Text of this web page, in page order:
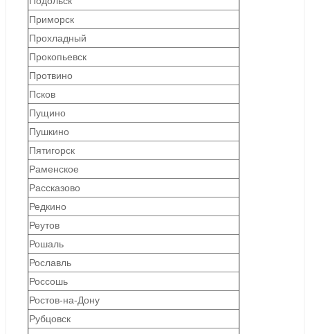
Приморск
Прохладный
Прокопьевск
Протвино
Псков
Пущино
Пушкино
Пятигорск
Раменское
Рассказово
Редкино
Реутов
Рошаль
Рославль
Россошь
Ростов-на-Дону
Рубцовск